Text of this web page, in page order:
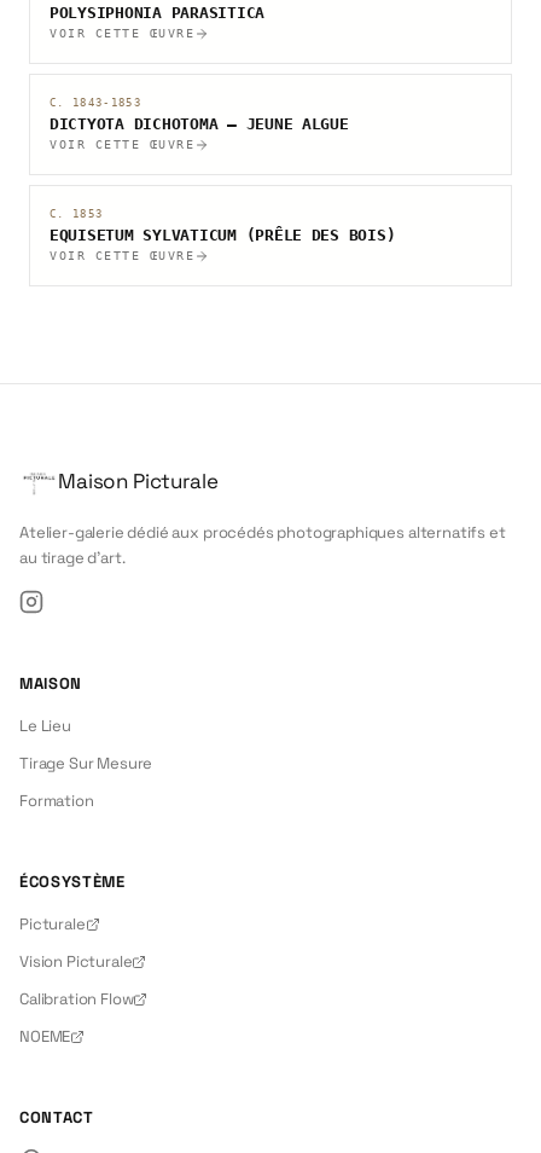
POLYSIPHONIA PARASITICA
VOIR CETTE ŒUVRE
C. 1843-1853
DICTYOTA DICHOTOMA — JEUNE ALGUE
VOIR CETTE ŒUVRE
C. 1853
EQUISETUM SYLVATICUM (PRÊLE DES BOIS)
VOIR CETTE ŒUVRE
Maison Picturale
Atelier-galerie dédié aux procédés photographiques alternatifs et
au tirage d'art.
MAISON
Le Lieu
Tirage Sur Mesure
Formation
ÉCOSYSTÈME
Picturale
Vision Picturale
Calibration Flow
NOEME
CONTACT